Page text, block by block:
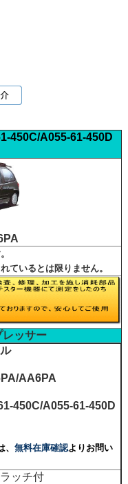
450C/A055-61-450D
ているとは限りません。
レッサー
AA6PA
450C/A055-61-450D
無料在庫確認よりお問い
ッチ付